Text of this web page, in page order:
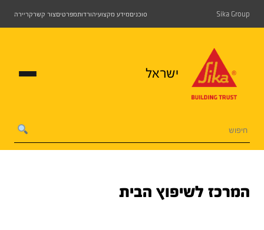
Sika Group סוכניםמידע מקצועיהורדותמפרטיםצור קשרקריירה
ישראל
המרכז לשיפוץ הבית